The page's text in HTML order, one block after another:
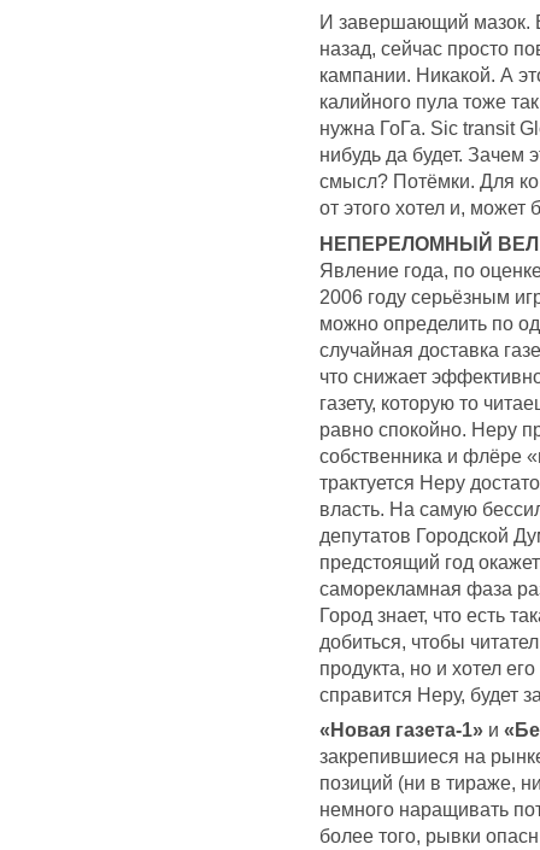
И завершающий мазок.
назад, сейчас просто
кампании. Никакой. А
калийного пула тоже
нужна ГоГа. Sic transit
нибудь да будет.
смысл? Потёмки. Для
от этого хотел и,
НЕПЕРЕЛОМНЫЙ
Явление года, по
2006 году серьёзным
можно определить по
случайная доставка
что снижает
газету, которую то
равно спокойно. Неру
собственника и флёре
трактуется Неру
власть. На самую
депутатов Городской
предстоящий год
саморекламная фаза
Город знает, что есть
добиться, чтобы
продукта, но и хотел
справится Неру, будет
«Новая газета-1» и
закрепившиеся на
позиций (ни в тираже,
немного наращивать
более того, рывки